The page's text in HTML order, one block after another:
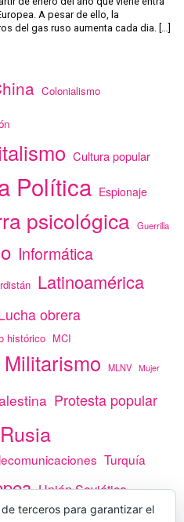
A pesar de ello, la
del gas ruso aumenta cada dia. […]
Colonialismo
Cultura popular
Política Espionaje
psicológica Guerrilla
Informática
Latinoamérica
obrera
histórico MCI
Militarismo MLNV Mujer
Protesta popular
Rusia
Turquía
Unión Soviética
terceros para garantizar el